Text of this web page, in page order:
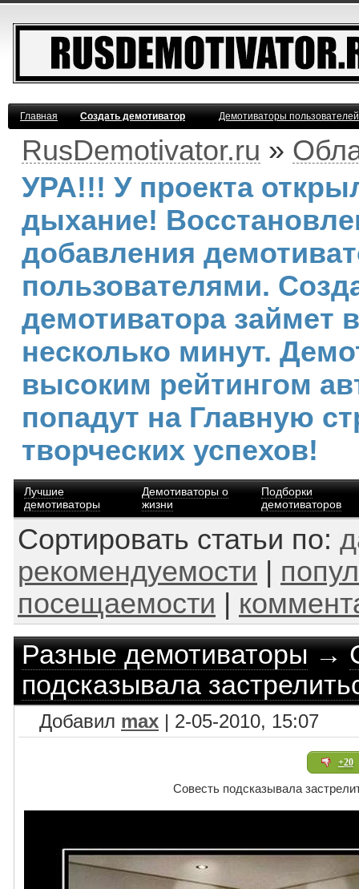
Главная Создать демотиватор Демотиваторы
RusDemotivator.ru »
УРА!!! У проекта
дыхание!
добавления
пользователями.
демотиватора займет
несколько минут.
высоким рейтингом
попадут на Главную
творческих успехов!
Лучшие
демотиваторы
Демотиваторы о
жизни
Подборки
демотиваторов
Сортировать статьи по:
рекомендуемости
посещаемости
Разные демотиваторы→
подсказывала
Добавил max | 2-05-2010, 15:07
+20
Совесть подсказывала